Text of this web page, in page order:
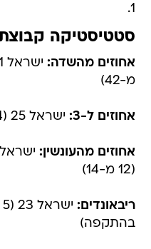
1.
סטטיסטיקה
אחוזים מהשדה:
מ-42)
אחוזים ל-3: ישראל 25 (4 מ-16), צרפת 43 (6 מ-14)
אחוזים מהעונשין:
(12 מ-14)
ריבאונדים:
בהתקפה)